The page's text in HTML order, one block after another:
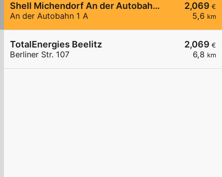
2,069 €
5,6 km
Shell Michendorf An der Autobahn 1 A
An der Autobahn 1 A
2,069 €
6,8 km
TotalEnergies Beelitz
Berliner Str. 107